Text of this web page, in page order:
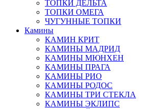
ТОПКИ ДЕЛЬТА
ТОПКИ ОМЕГА
ЧУГУННЫЕ ТОПКИ
Камины
КАМИН КРИТ
КАМИНЫ МАДРИД
КАМИНЫ МЮНХЕН
КАМИНЫ ПРАГА
КАМИНЫ РИО
КАМИНЫ РОДОС
КАМИНЫ ТРИ СТЕКЛА
КАМИНЫ ЭКЛИПС